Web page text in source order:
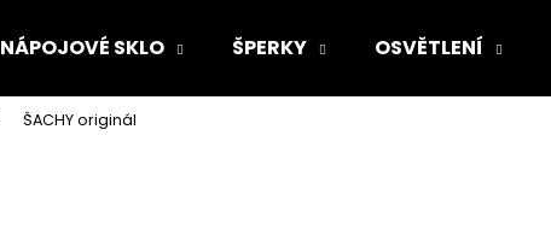
NÁPOJOVÉ SKLO ŠPERKY OSVĚTLENÍ
ŠACHY originál